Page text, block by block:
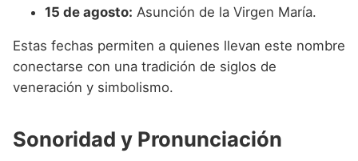
15 de agosto: Asunción de la Virgen María.
Estas fechas permiten a quienes llevan este nombre
conectarse con una tradición de siglos de
veneración y simbolismo.
Sonoridad y Pronunciación